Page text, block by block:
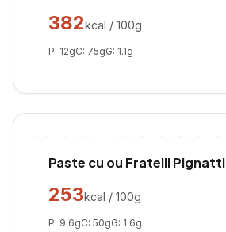
382kcal / 100g
P: 12gC: 75gG: 1.1g
Paste cu ou Fratelli Pignatti
253kcal / 100g
P: 9.6gC: 50gG: 1.6g